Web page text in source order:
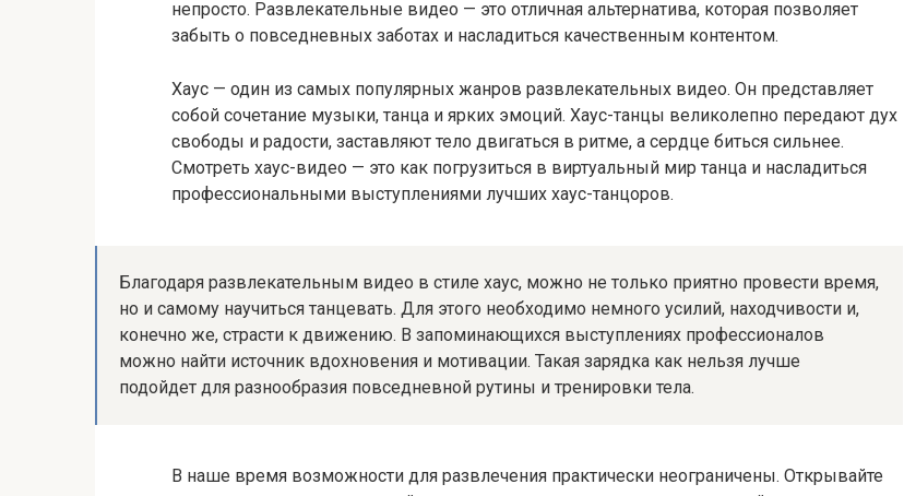
непросто. Развлекательные видео — это отличная альтернатива, которая позволяет
забыть о повседневных заботах и насладиться качественным контентом.
Хаус — один из самых популярных жанров развлекательных видео. Он представляет
собой сочетание музыки, танца и ярких эмоций. Хаус-танцы великолепно передают дух
свободы и радости, заставляют тело двигаться в ритме, а сердце биться сильнее.
Смотреть хаус-видео — это как погрузиться в виртуальный мир танца и насладиться
профессиональными выступлениями лучших хаус-танцоров.
Благодаря развлекательным видео в стиле хаус, можно не только приятно провести время,
но и самому научиться танцевать. Для этого необходимо немного усилий, находчивости и,
конечно же, страсти к движению. В запоминающихся выступлениях профессионалов
можно найти источник вдохновения и мотивации. Такая зарядка как нельзя лучше
подойдет для разнообразия повседневной рутины и тренировки тела.
В наше время возможности для развлечения практически неограничены. Открывайте